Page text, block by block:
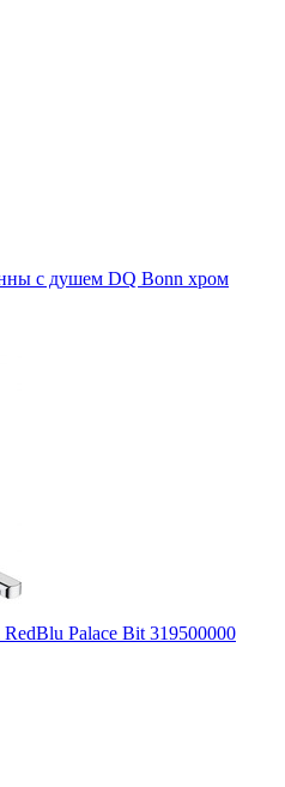
с душем DQ Bonn хром
Palace Bit 319500000